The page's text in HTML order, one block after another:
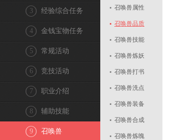
经验综合任务
3
金钱宝物任务
4
常规活动
5
竞技活动
6
职业介绍
7
辅助技能
8
召唤兽
9
召唤兽属性
召唤兽品质
召唤兽技能
召唤兽炼妖
召唤兽打书
召唤兽洗点
召唤兽装备
召唤兽合成
召唤兽炼魄